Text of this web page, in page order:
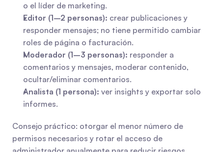
o el líder de marketing.
Editor (1–2 personas): crear publicaciones y
responder mensajes; no tiene permitido cambiar
roles de página o facturación.
Moderador (1–3 personas): responder a
comentarios y mensajes, moderar contenido,
ocultar/eliminar comentarios.
Analista (1 persona): ver insights y exportar solo
informes.
Consejo práctico: otorgar el menor número de
permisos necesarios y rotar el acceso de